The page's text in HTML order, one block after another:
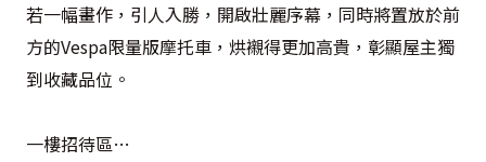
若一幅畫作，引人入勝，開啟壯麗序幕，同時將置放於前
方的Vespa限量版摩托車，烘襯得更加高貴，彰顯屋主獨
到收藏品位。
一樓招待區